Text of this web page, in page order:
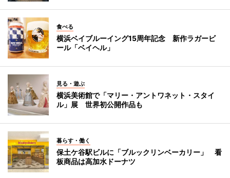
食べる
横浜ベイブルーイング15周年記念 新作ラガービ
ール「ベイヘル」
見る・遊ぶ
横浜美術館で「マリー・アントワネット・スタイ
ル」展 世界初公開作品も
暮らす・働く
保土ケ谷駅ビルに「ブルックリンベーカリー」 看
板商品は高加水ドーナツ